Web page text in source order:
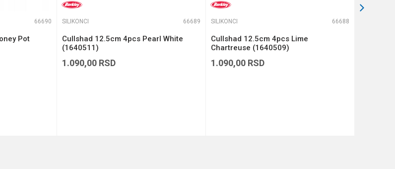
66690
Pot
SILIKONCI 66689
Cullshad 12.5cm 4pcs Pearl White
(1640511)
1.090,00 RSD
SILIKONCI 66688
Cullshad 12.5cm 4pcs Lime
Chartreuse (1640509)
1.090,00 RSD